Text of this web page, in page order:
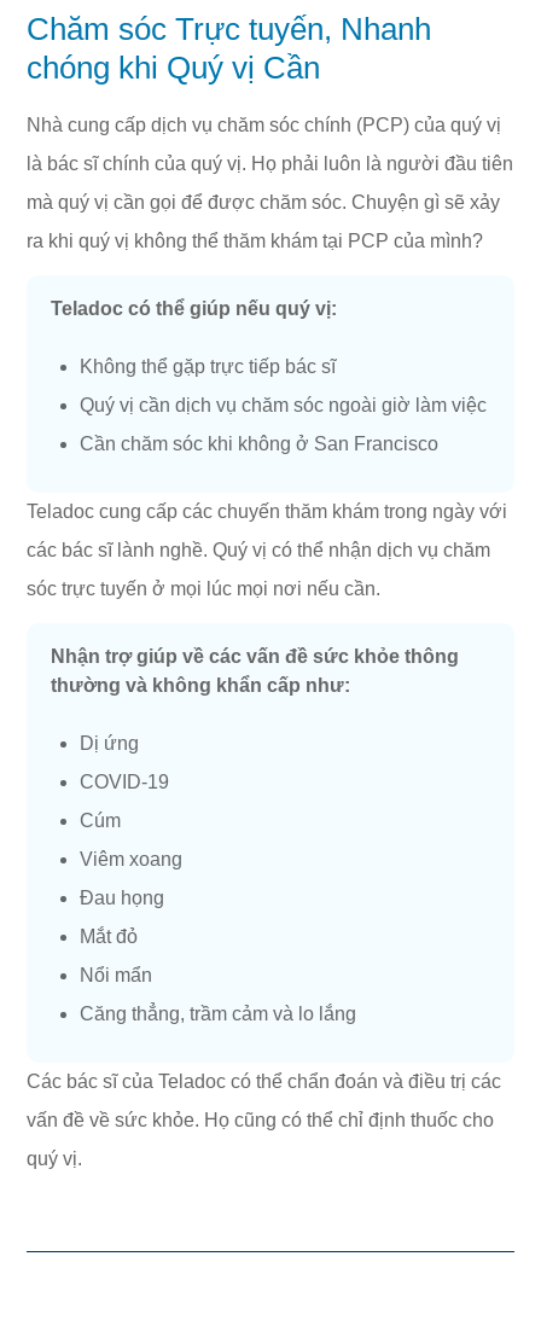
Chăm sóc Trực tuyến, Nhanh
chóng khi Quý vị Cần
Nhà cung cấp dịch vụ chăm sóc chính (PCP) của quý vị
là bác sĩ chính của quý vị. Họ phải luôn là người đầu tiên
mà quý vị cần gọi để được chăm sóc. Chuyện gì sẽ xảy
ra khi quý vị không thể thăm khám tại PCP của mình?
Teladoc có thể giúp nếu quý vị:
Không thể gặp trực tiếp bác sĩ
Quý vị cần dịch vụ chăm sóc ngoài giờ làm việc
Cần chăm sóc khi không ở San Francisco
Teladoc cung cấp các chuyến thăm khám trong ngày với
các bác sĩ lành nghề. Quý vị có thể nhận dịch vụ chăm
sóc trực tuyến ở mọi lúc mọi nơi nếu cần.
Nhận trợ giúp về các vấn đề sức khỏe thông
thường và không khẩn cấp như:
Dị ứng
COVID-19
Cúm
Viêm xoang
Đau họng
Mắt đỏ
Nổi mẩn
Căng thẳng, trầm cảm và lo lắng
Các bác sĩ của Teladoc có thể chẩn đoán và điều trị các
vấn đề về sức khỏe. Họ cũng có thể chỉ định thuốc cho
quý vị.